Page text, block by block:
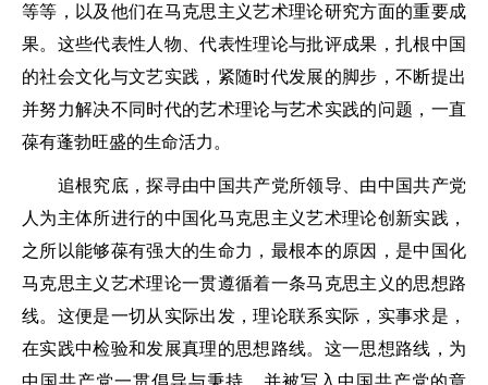
等等，以及他们在马克思主义艺术理论研究方面的重要成
果。这些代表性人物、代表性理论与批评成果，扎根中国
的社会文化与文艺实践，紧随时代发展的脚步，不断提出
并努力解决不同时代的艺术理论与艺术实践的问题，一直
葆有蓬勃旺盛的生命活力。
追根究底，探寻由中国共产党所领导、由中国共产党
人为主体所进行的中国化马克思主义艺术理论创新实践，
之所以能够葆有强大的生命力，最根本的原因，是中国化
马克思主义艺术理论一贯遵循着一条马克思主义的思想路
线。这便是一切从实际出发，理论联系实际，实事求是，
在实践中检验和发展真理的思想路线。这一思想路线，为
中国共产党一贯倡导与秉持，并被写入中国共产党的章